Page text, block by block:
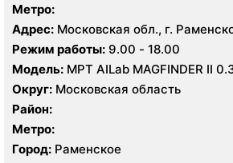
Метро:
Адрес: Московская обл., г.
Режим работы: 9.00 - 18.00
Модель: МРТ AILab MAGFINDER II
Округ: Московская область
Район:
Метро:
Город: Раменское